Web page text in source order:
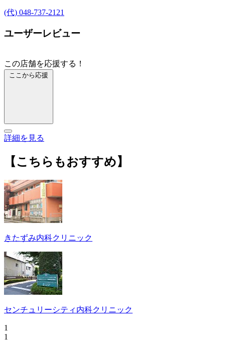
(代) 048-737-2121
ユーザーレビュー
この店舗を応援する！
ここから応援
詳細を見る
【こちらもおすすめ】
きたずみ内科クリニック
センチュリーシティ内科クリニック
1
1